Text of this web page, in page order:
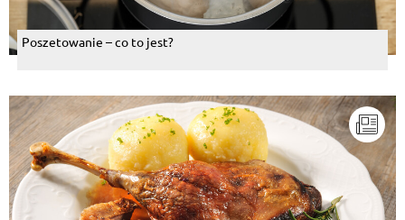
Poszetowanie – co to jest?